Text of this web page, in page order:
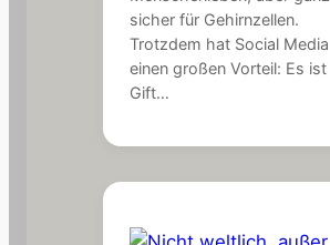
sicher für Gehirnzellen.
Trotzdem hat Social Media
einen großen Vorteil: Es ist
Gift…